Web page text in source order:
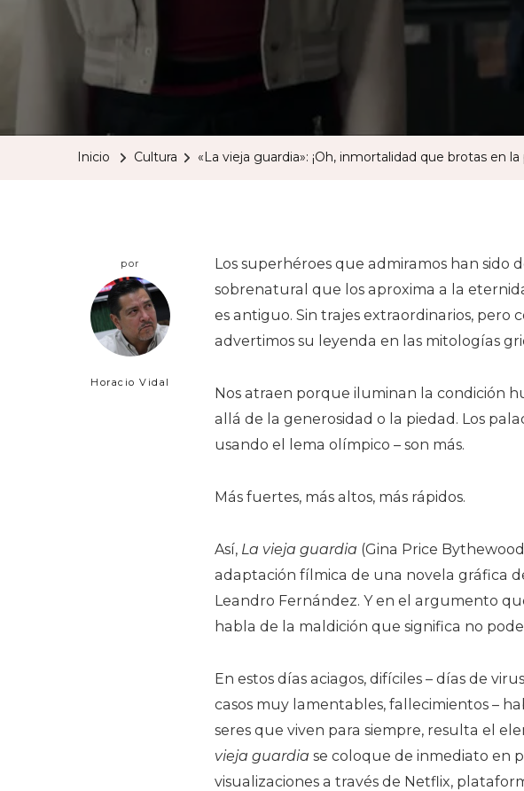
Inicio Cultura «La vieja guardia»: ¡Oh, inmortalidad que brotas en
por
Horacio Vidal
Los superhéroes que admiramos han sido
sobrenatural que los aproxima a la
es antiguo. Sin trajes extraordinarios, pero
advertimos su leyenda en las mitologías
Nos atraen porque iluminan la condición
allá de la generosidad o la piedad. Los
usando el lema olímpico – son más.
Más fuertes, más altos, más rápidos.
Así, La vieja guardia (Gina Price
adaptación fílmica de una novela gráfica
Leandro Fernández. Y en el argumento
habla de la maldición que significa no
En estos días aciagos, difíciles – días de
casos muy lamentables, fallecimientos –
seres que viven para siempre, resulta el
vieja guardia se coloque de inmediato en
visualizaciones a través de Netflix,